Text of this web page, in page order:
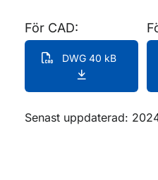
För CAD:
DWG 40 kB
Om sidan
Senast uppdaterad: